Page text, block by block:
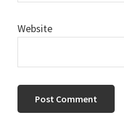
Website